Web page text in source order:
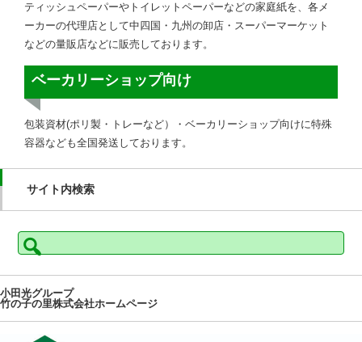
ティッシュペーパーやトイレットペーパーなどの家庭紙を、各メ
ーカーの代理店として中四国・九州の卸店・スーパーマーケット
などの量販店などに販売しております。
ベーカリーショップ向け
包装資材(ポリ製・トレーなど）・ベーカリーショップ向けに特殊
容器なども全国発送しております。
サイト内検索
検
索:
小田光グループ
竹の子の里株式会社ホームページ